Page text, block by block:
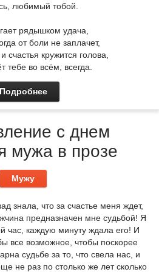
любимый тобой.
рядышком удача,
от боли не заплачет,
счастья кружится голова,
тебе во всём, всегда.
Подробнее
с днем
мужа в прозе
Мужу
знала, что за счастье меня ждет,
предназначен мне судьбой! Я
час, каждую минуту ждала его! И
все возможное, чтобы поскорее
судьбе за то, что свела нас, и
не раз по столько же лет сколько